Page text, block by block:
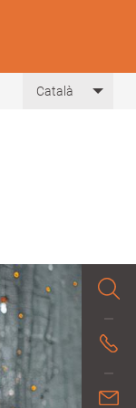
Català List